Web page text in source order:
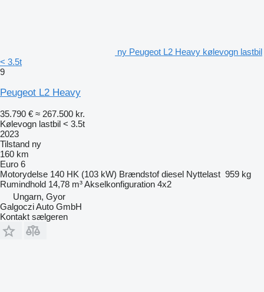
ny Peugeot L2 Heavy kølevogn lastbil
< 3.5t
9
Peugeot L2 Heavy
35.790 € ≈ 267.500 kr.
Kølevogn lastbil < 3.5t
2023
Tilstand ny
160 km
Euro 6
Motorydelse 140 HK (103 kW) Brændstof diesel Nyttelast 959 kg
Rumindhold 14,78 m³Akselkonfiguration 4x2
Ungarn, Gyor
Galgoczi Auto GmbH
Kontakt sælgeren